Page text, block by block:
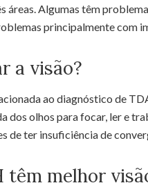
áreas. Algumas têm
principalmente com
a visão?
ao diagnóstico de
dos olhos para focar, ler e
de ter insuficiência de
têm melhor